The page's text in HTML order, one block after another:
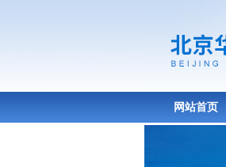
网站首页